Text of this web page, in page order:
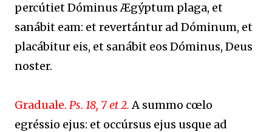
percútiet Dóminus Ægýptum plaga, et
sanábit eam: et revertántur ad Dóminum, et
placábitur eis, et sanábit eos Dóminus, Deus
noster.
Graduale. Ps. 18, 7 et 2. A summo cœlo
egréssio ejus: et occúrsus ejus usque ad